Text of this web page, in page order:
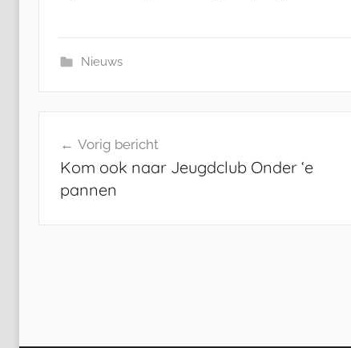
Nieuws
navigatie
Vorig bericht
Kom ook naar Jeugdclub Onder ‘e
pannen